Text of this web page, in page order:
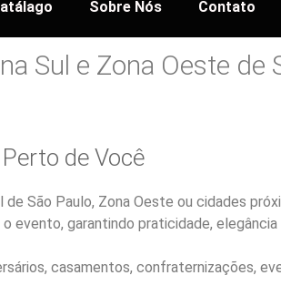
Sobre Nós Contato
Sul e Zona Oeste de
de Você
de São Paulo, Zona Oeste ou cidades
evento, garantindo praticidade,
casamentos, confraternizações,